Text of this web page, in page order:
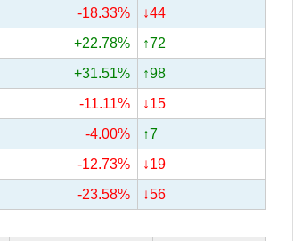
-18.33%
↓44
+22.78%
↑72
+31.51%
↑98
-11.11%
↓15
-4.00%
↑7
-12.73%
↓19
-23.58% ↓56